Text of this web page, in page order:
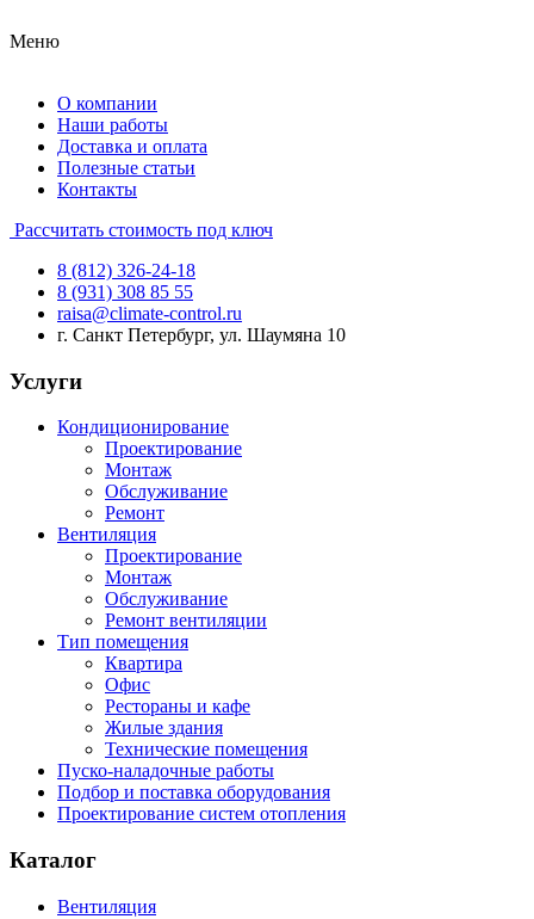
Меню
О компании
Наши работы
Доставка и оплата
Полезные статьи
Контакты
Рассчитать стоимость под ключ
8 (812) 326-24-18
8 (931) 308 85 55
raisa@climate-control.ru
г. Санкт Петербург, ул. Шаумяна 10
Услуги
Кондиционирование
Проектирование
Монтаж
Обслуживание
Ремонт
Вентиляция
Проектирование
Монтаж
Обслуживание
Ремонт вентиляции
Тип помещения
Квартира
Офис
Рестораны и кафе
Жилые здания
Технические помещения
Пуско-наладочные работы
Подбор и поставка оборудования
Проектирование систем отопления
Каталог
Вентиляция